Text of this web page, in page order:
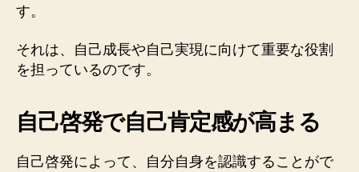
す。
それは、自己成長や自己実現に向けて重要な役割
を担っているのです。
自己啓発で自己肯定感が高まる
自己啓発によって、自分自身を認識することがで